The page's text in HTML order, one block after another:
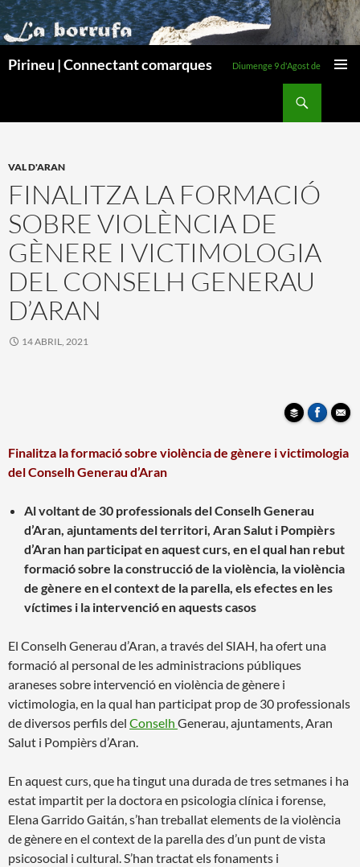
Pirineu | Connectant comarques Diumenge 9 d'Agost de 2026
VAL D'ARAN
FINALITZA LA FORMACIÓ
SOBRE VIOLÈNCIA DE
GÈNERE I VICTIMOLOGIA
DEL CONSELH GENERAU
D’ARAN
14 ABRIL, 2021
Finalitza la formació sobre violència de gènere i victimologia
del Conselh Generau d’Aran
Al voltant de 30 professionals del Conselh Generau
d’Aran, ajuntaments del territori, Aran Salut i Pompièrs
d’Aran han participat en aquest curs, en el qual han rebut
formació sobre la construcció de la violència, la violència
de gènere en el context de la parella, els efectes en les
víctimes i la intervenció en aquests casos
El Conselh Generau d’Aran, a través del SIAH, ha ofert una
formació al personal de les administracions públiques
araneses sobre intervenció en violència de gènere i
victimologia, en la qual han participat prop de 30 professionals
de diversos perfils del Conselh Generau, ajuntaments, Aran
Salut i Pompièrs d’Aran.
En aquest curs, que ha tingut una durada de tres setmanes i ha
estat impartit per la doctora en psicologia clínica i forense,
Elena Garrido Gaitán, s’han treballat elements de la violència
de gènere en el context de la parella des d’un punt de vista
psicosocial i cultural. S’han tractat els fonaments i